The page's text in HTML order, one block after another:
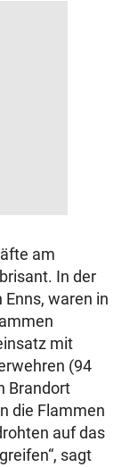
am
In der
waren in
mit
(94
Brandort
die Flammen
auf das
sagt